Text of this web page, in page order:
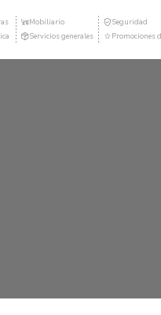
Mobiliario
Servicios generales
Seguridad
Promociones